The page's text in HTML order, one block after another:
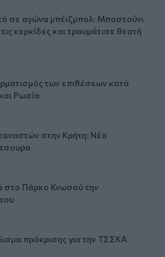
σε αγώνα μπέιζμπολ: Μπαστούνι
κερκίδες και τραυμάτισε θεατή
των επιθέσεων κατά
Ρωσία
στην Κρήτη: Νέα
στο Πάρκο Κνωσού την
πρόκρισης για την ΤΣΣΚΑ